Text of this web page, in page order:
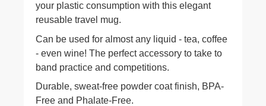
your plastic consumption with this elegant
reusable travel mug.
Can be used for almost any liquid - tea, coffee
- even wine! The perfect accessory to take to
band practice and competitions.
Durable, sweat-free powder coat finish, BPA-
Free and Phalate-Free.